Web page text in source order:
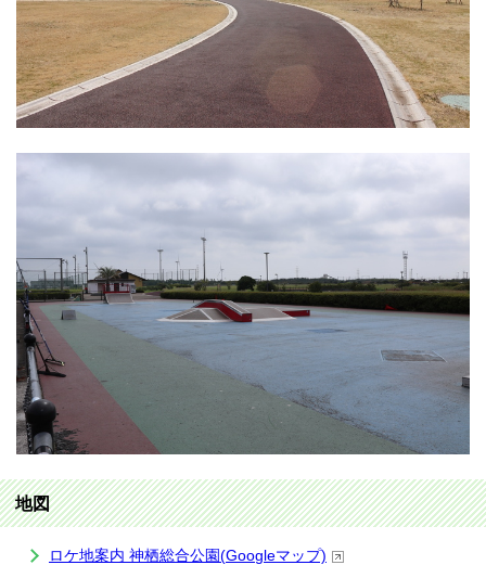
地図
ロケ地案内 神栖総合公園(Googleマップ)